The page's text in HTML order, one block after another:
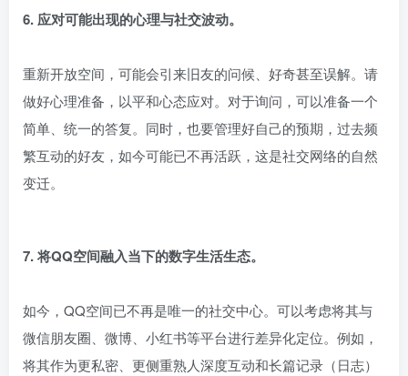
6. 应对可能出现的心理与社交波动。
重新开放空间，可能会引来旧友的问候、好奇甚至误解。请
做好心理准备，以平和心态应对。对于询问，可以准备一个
简单、统一的答复。同时，也要管理好自己的预期，过去频
繁互动的好友，如今可能已不再活跃，这是社交网络的自然
变迁。
7. 将QQ空间融入当下的数字生活生态。
如今，QQ空间已不再是唯一的社交中心。可以考虑将其与
微信朋友圈、微博、小红书等平台进行差异化定位。例如，
将其作为更私密、更侧重熟人深度互动和长篇记录（日志）